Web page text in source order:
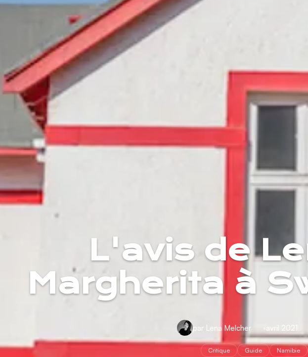
L'avis de
Margherita à
par Lena Melcher avril 2021
Critique Guide Namibie